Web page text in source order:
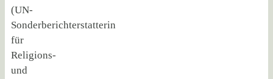
(UN-
Sonderberichterstatterin
für
Religions-
und